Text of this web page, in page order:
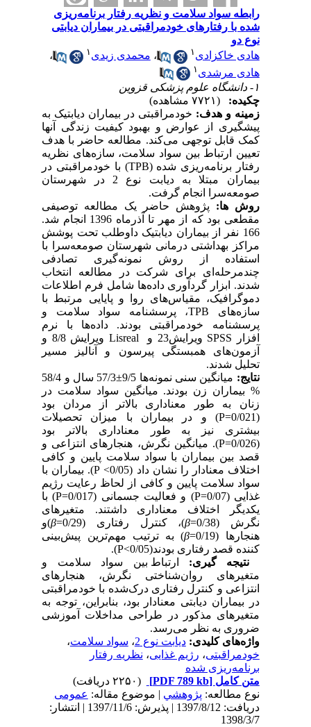
رابطه سواد سلامت و نظریه رفتار برنامه‌ریزی
شده با رفتارهای خودمراقبتی در بیماران دیابتی
هادی خاکزادی۱ ، محمدی زیدی۱
،
هادی مرشدی
(۷۷۲۱ مشاهده)
زمینه و هدف: خودمراقبتی در بیماران دیابتیک به
پیشگیری از عوارض و بهبود کیفیت زندگی آن­ها
کمک قابل توجهی می‌کند. مطالعه حاضر با هدف
تعیین ارتباط بین سواد سلامت، سازه‌های نظریه
رفتار برنامه‌ریزی شده (TPB
)با خودمراقبتی در
بیماران مبتلا به دیابت نوع 2 در شهرستان
صومعه‌سرا انجام گرفت.
روش­ ها: پژوهش حاضر یک مطالعه توصیفی
مقطعی بود که از مهر
تا آذرماه 1396 انجام شد.
166 نفر از بیماران دیابتیک داوطلب تحت پوشش
مراکز بهداشتی درمانی شهرستان صومعه‌سرا با
استفاده از روش نمونه‌گیری تصادفی
چندمرحله‌ای برای شرکت در مطالعه انتخاب
شدند. ابزار گردآوری داده‌ها شاملفرماطلاعات
دموگرافیک، مقیاس‌های روا و پایایی مرتبط با
سازه‌هایTPB، پرسشنامه سواد سلامت و
پرسشنامه خودمراقبتی بودند.
داده‌ها با نرم
SPSS ویرایش23 و Lisreal ویرایش 8/8
و
آزمون‌های همبستگی پیرسون وآنالیز مسیر
تحلیل شدند.
میانگین سنی نمونه‌ها 9/5 ±
57/3 سال و 58/4
% بیماران زن بودند. میانگین سواد سلامت در
زنان به طور معناداری بالاتر از مردان بود
P) و در بیماران با میزان تحصیلات
بیشتری نیز به طور معناداری بالاتر بود
P). میانگین نگرش، هنجارهای انتزاعی و
قصد بین بیماران با سواد سلامت پایین و کافی
اختلاف معنادار را نشان داد (0/05
<
P). بیماران با
سواد سلامت پایین و کافی از لحاظ رعایت رژیم
07=
P ) و فعالیت جسمانی (0/017= P) با
یکدیگر اختلاف معناداری داشتند. متغیرهای
نگرش (0/38=
)، کنترل رفتاری (0/29=
)و
هنجارها (0/19=
β
) به ترتیب مهم‌ترین پیش‌بینی
کننده قصد رفتاری بودند(0/05
<
P
).
نتیجه­ گیری:
ارتباط بین سواد سلامت و
متغیرهای روان‌شناختی نگرش، هنجارهای
انتزاعی و کنترل رفتاری درک‌شده با خودمراقبتی
در بیماران دیابتی معنادار بود، بنابراین، توجه به
متغیرهای مذکور در طراحی مداخلات آموزشی
ضروری به نظر می‌رسد.
واژه‌های کلیدی:دیابت نوع 2 ،سواد سلامت،
خودمراقبتی،رژیم غذایی،نظریه رفتار
برنامه‌ریزی شده
متن کامل[PDF 789 kb]
(۲۲۵۰ دریافت)
نوع مطالعه:پژوهشي| موضوع مقاله:عمومى
دریافت: 1397/8/12 | پذیرش: 1397/11/6 | انتشار:
1398/3/7